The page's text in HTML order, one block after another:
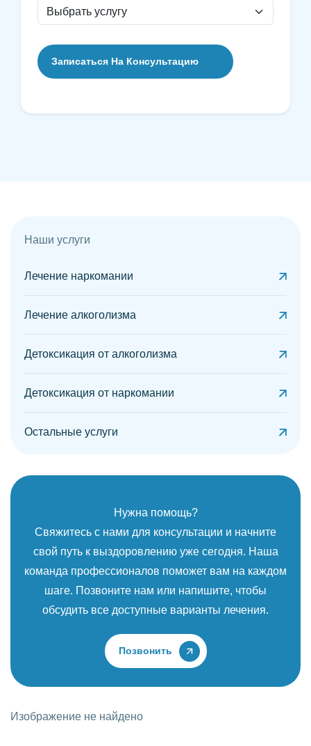
Наши услуги
Лечение наркомании
Лечение алкоголизма
Детоксикация от алкоголизма
Детоксикация от наркомании
Остальные услуги
Нужна помощь?
Свяжитесь с нами для консультации и начните
свой путь к выздоровлению уже сегодня. Наша
команда профессионалов поможет вам на каждом
шаге. Позвоните нам или напишите, чтобы
обсудить все доступные варианты лечения.
Позвонить
Изображение не найдено